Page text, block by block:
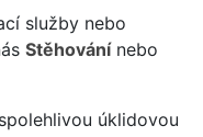
služby nebo
Stěhovánínebo
úklidovou